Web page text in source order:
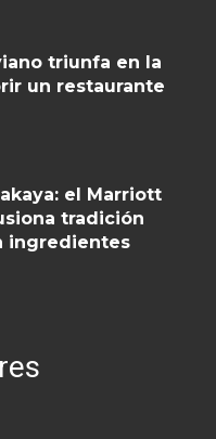
triunfa en la
un restaurante
el Marriott
tradición
ingredientes